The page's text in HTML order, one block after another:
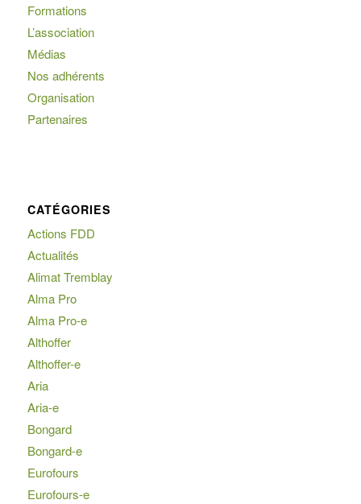
Formations
L’association
Médias
Nos adhérents
Organisation
Partenaires
CATÉGORIES
Actions FDD
Actualités
Alimat Tremblay
Alma Pro
Alma Pro-e
Althoffer
Althoffer-e
Aria
Aria-e
Bongard
Bongard-e
Eurofours
Eurofours-e